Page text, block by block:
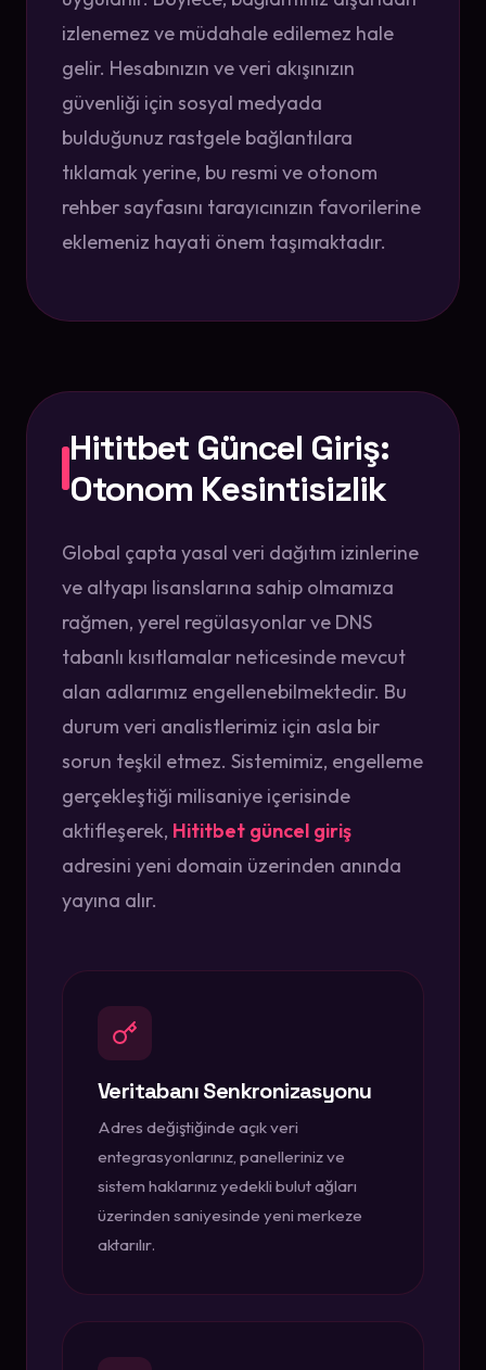
izlenemez ve müdahale edilemez hale
gelir. Hesabınızın ve veri akışınızın
güvenliği için sosyal medyada
bulduğunuz rastgele bağlantılara
tıklamak yerine, bu resmi ve otonom
rehber sayfasını tarayıcınızın favorilerine
eklemeniz hayati önem taşımaktadır.
Hititbet Güncel Giriş:
Otonom Kesintisizlik
Global çapta yasal veri dağıtım izinlerine
ve altyapı lisanslarına sahip olmamıza
rağmen, yerel regülasyonlar ve DNS
tabanlı kısıtlamalar neticesinde mevcut
alan adlarımız engellenebilmektedir. Bu
durum veri analistlerimiz için asla bir
sorun teşkil etmez. Sistemimiz, engelleme
gerçekleştiği milisaniye içerisinde
aktifleşerek, Hititbet güncel giriş
adresini yeni domain üzerinden anında
yayına alır.
Veritabanı Senkronizasyonu
Adres değiştiğinde açık veri
entegrasyonlarınız, panelleriniz ve
sistem haklarınız yedekli bulut ağları
üzerinden saniyesinde yeni merkeze
aktarılır.